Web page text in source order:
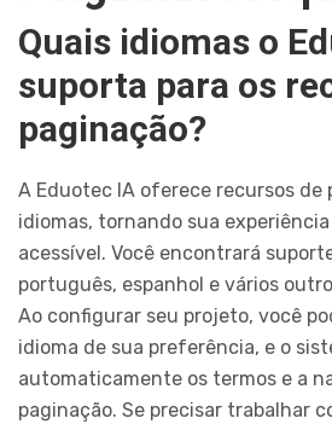
Quais idiomas o
suporta para os
paginação?
A Eduotec IA oferece recursos de
idiomas, tornando sua
acessível. Você encontrará
português, espanhol e vários
Ao configurar seu projeto, você
idioma de sua preferência, e o
automaticamente os termos e a
paginação. Se precisar trabalhar